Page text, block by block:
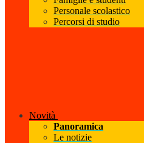
Personale scolastico
Percorsi di studio
Novità
Panoramica
Le notizie